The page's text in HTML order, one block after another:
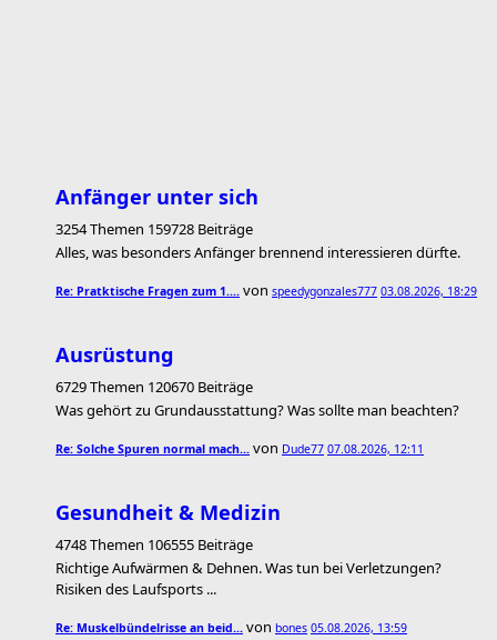
Anfänger unter sich
3254 Themen 159728 Beiträge
Alles, was besonders Anfänger brennend interessieren dürfte.
Re: Pratktische Fragen zum 1.… von speedygonzales777 03.08.2026, 18:29
Ausrüstung
6729 Themen 120670 Beiträge
Was gehört zu Grundausstattung? Was sollte man beachten?
Re: Solche Spuren normal mach… von Dude77 07.08.2026, 12:11
Gesundheit & Medizin
4748 Themen 106555 Beiträge
Richtige Aufwärmen & Dehnen. Was tun bei Verletzungen?
Risiken des Laufsports ...
Re: Muskelbündelrisse an beid… von bones 05.08.2026, 13:59